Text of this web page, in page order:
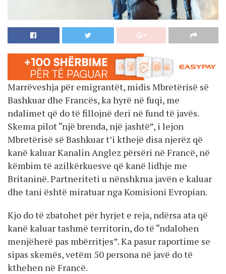
Marrëveshja për emigrantët, midis Mbretërisë së
Bashkuar dhe Francës, ka hyrë në fuqi, me
ndalimet që do të fillojnë deri në fund të javës.
Skema pilot “një brenda, një jashtë”, i lejon
Mbretërisë së Bashkuar t’i kthejë disa njerëz që
kanë kaluar Kanalin Anglez përsëri në Francë, në
këmbim të azilkërkuesve që kanë lidhje me
Britaninë. Partneriteti u nënshkrua javën e kaluar
dhe tani është miratuar nga Komisioni Evropian.
Kjo do të zbatohet për hyrjet e reja, ndërsa ata që
kanë kaluar tashmë territorin, do të “ndalohen
menjëherë pas mbërritjes”. Ka pasur raportime se
sipas skemës, vetëm 50 persona në javë do të
kthehen në Francë.